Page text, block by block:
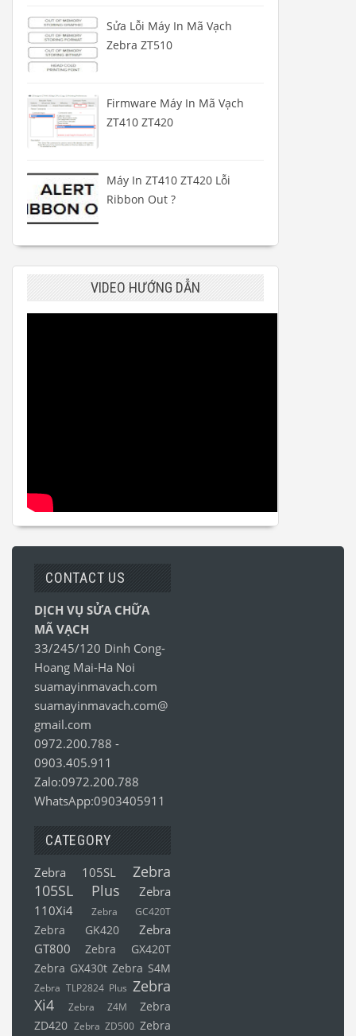
Sửa Lỗi Máy In Mã Vạch
Zebra ZT510
Firmware Máy In Mã Vạch
ZT410 ZT420
Máy In ZT410 ZT420 Lỗi
Ribbon Out ?
VIDEO HƯỚNG DẪN
CONTACT US
DỊCH VỤ SỬA CHỮA
MÃ VẠCH
33/245/120 Dinh Cong-
Hoang Mai-Ha Noi
suamayinmavach.com
suamayinmavach.com@
gmail.com
0972.200.788 -
0903.405.911
Zalo:0972.200.788
WhatsApp:0903405911
CATEGORY
Zebra 105SL
Zebra
105SL Plus
Zebra
110Xi4
Zebra GC420T
Zebra GK420
Zebra
GT800
Zebra GX420T
Zebra GX430t Zebra S4M
Zebra TLP2824 Plus Zebra
Xi4
Zebra Z4M
Zebra
ZD420 Zebra ZD500 Zebra